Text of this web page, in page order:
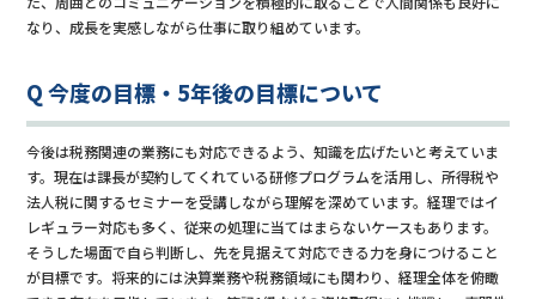
なり、成長を実感しながら仕事に取り組めています。
Q 今度の目標・5年後の目標について
今後は税務関連の業務にも対応できるよう、知識を広げたいと考えていま
す。現在は課長が契約してくれている研修プログラムを活用し、所得税や
法人税に関するセミナーを受講しながら理解を深めています。経理ではイ
レギュラー対応も多く、従来の処理に当てはまらないケースもあります。
そうした場面で自ら判断し、先を見据えて対応できる力を身につけること
が目標です。将来的には決算業務や税務領域にも関わり、経理全体を俯瞰